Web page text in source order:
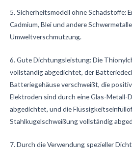
5. Sicherheitsmodell ohne Schadstoffe:
Cadmium, Blei und andere
Umweltverschmutzung.
6. Gute Dichtungsleistung: Die
vollständig abgedichtet, der
Batteriegehäuse verschweißt, die
Elektroden sind durch eine Glas-Metall-
abgedichtet, und die
Stahlkugelschweißung vollständig
7. Durch die Verwendung spezieller